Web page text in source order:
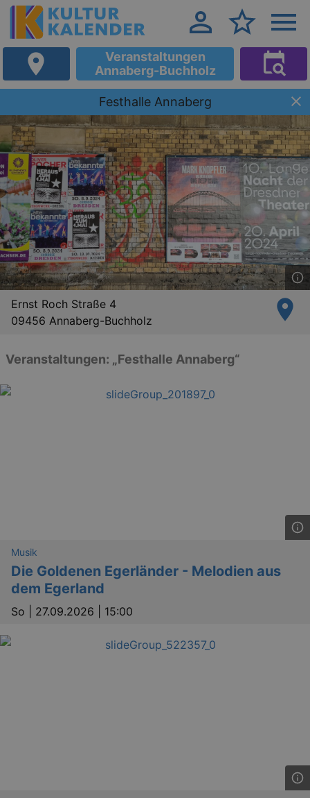
Veranstaltungen
Annaberg-Buchholz
Festhalle Annaberg
Ernst Roch Straße 4
09456 Annaberg-Buchholz
Veranstaltungen: „Festhalle Annaberg“
Musik
Die Goldenen Egerländer - Melodien aus
dem Egerland
So | 27.09.2026 | 15:00